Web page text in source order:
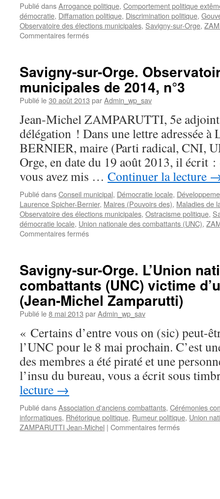
Publié dansArrogance politique, Comportement politique
démocratie, Diffamation politique, Discrimination politique,
Observatoire des élections municipales, Savigny-sur-Orge,
Commentaires ferméssur
Affaire
Zamparutti
:
une
étrange
lettre
postdatée
de
Laurence
Spicher-
Bernier
Savigny-sur-Orge.
municipales de 2014, n°3
Publié le30 août 2013 parAdmin_wp_sav
Jean-Michel ZAMPARUTTI, 5e
délégation ! Dans une lettre adressée à
BERNIER, maire (Parti radical, CNI,
Orge, en date du 19 août 2013, il écrit
vous avez mis … Continuer la lecture
Publié dansConseil municipal, Démocratie locale,
Laurence Spicher-Bernier, Maires (Pouvoirs des), Maladies de
Observatoire des élections municipales, Ostracisme politique,
démocratie locale, Union nationale des combattants (UNC),
Commentaires ferméssur
Observatoire
des
élections
municipales
de
n°3
Savigny-sur-Orge. L’Union
combattants (UNC) victime
(Jean-Michel Zamparutti)
Publié le8 mai 2013 parAdmin_wp_sav
« Certains d’entre vous on (sic) peut-
l’UNC pour le 8 mai prochain. C’est
des membres a été piraté et une
l’insu du bureau, vous a écrit sous
lecture →
Publié dansAssociation d'anciens combattants, Cérémonies
informatiques, Rhétorique politique, Rumeur politique, Union
ZAMPARUTTI Jean-Michel | Commentaires ferméssur